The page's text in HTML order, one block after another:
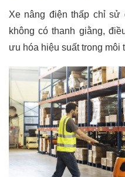
Xe nâng điện thấp chỉ
không có thanh giằng,
ưu hóa hiệu suất trong môi